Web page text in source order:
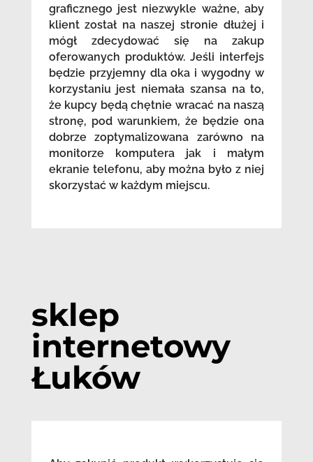
graficznego jest niezwykle ważne, aby
klient został na naszej stronie dłużej i
mógł zdecydować się na zakup
oferowanych produktów. Jeśli interfejs
będzie przyjemny dla oka i wygodny w
korzystaniu jest niemała szansa na to,
że kupcy będą chętnie wracać na naszą
stronę, pod warunkiem, że będzie ona
dobrze zoptymalizowana zarówno na
monitorze komputera jak i małym
ekranie telefonu, aby można było z niej
skorzystać w każdym miejscu.
sklep
internetowy
Łuków